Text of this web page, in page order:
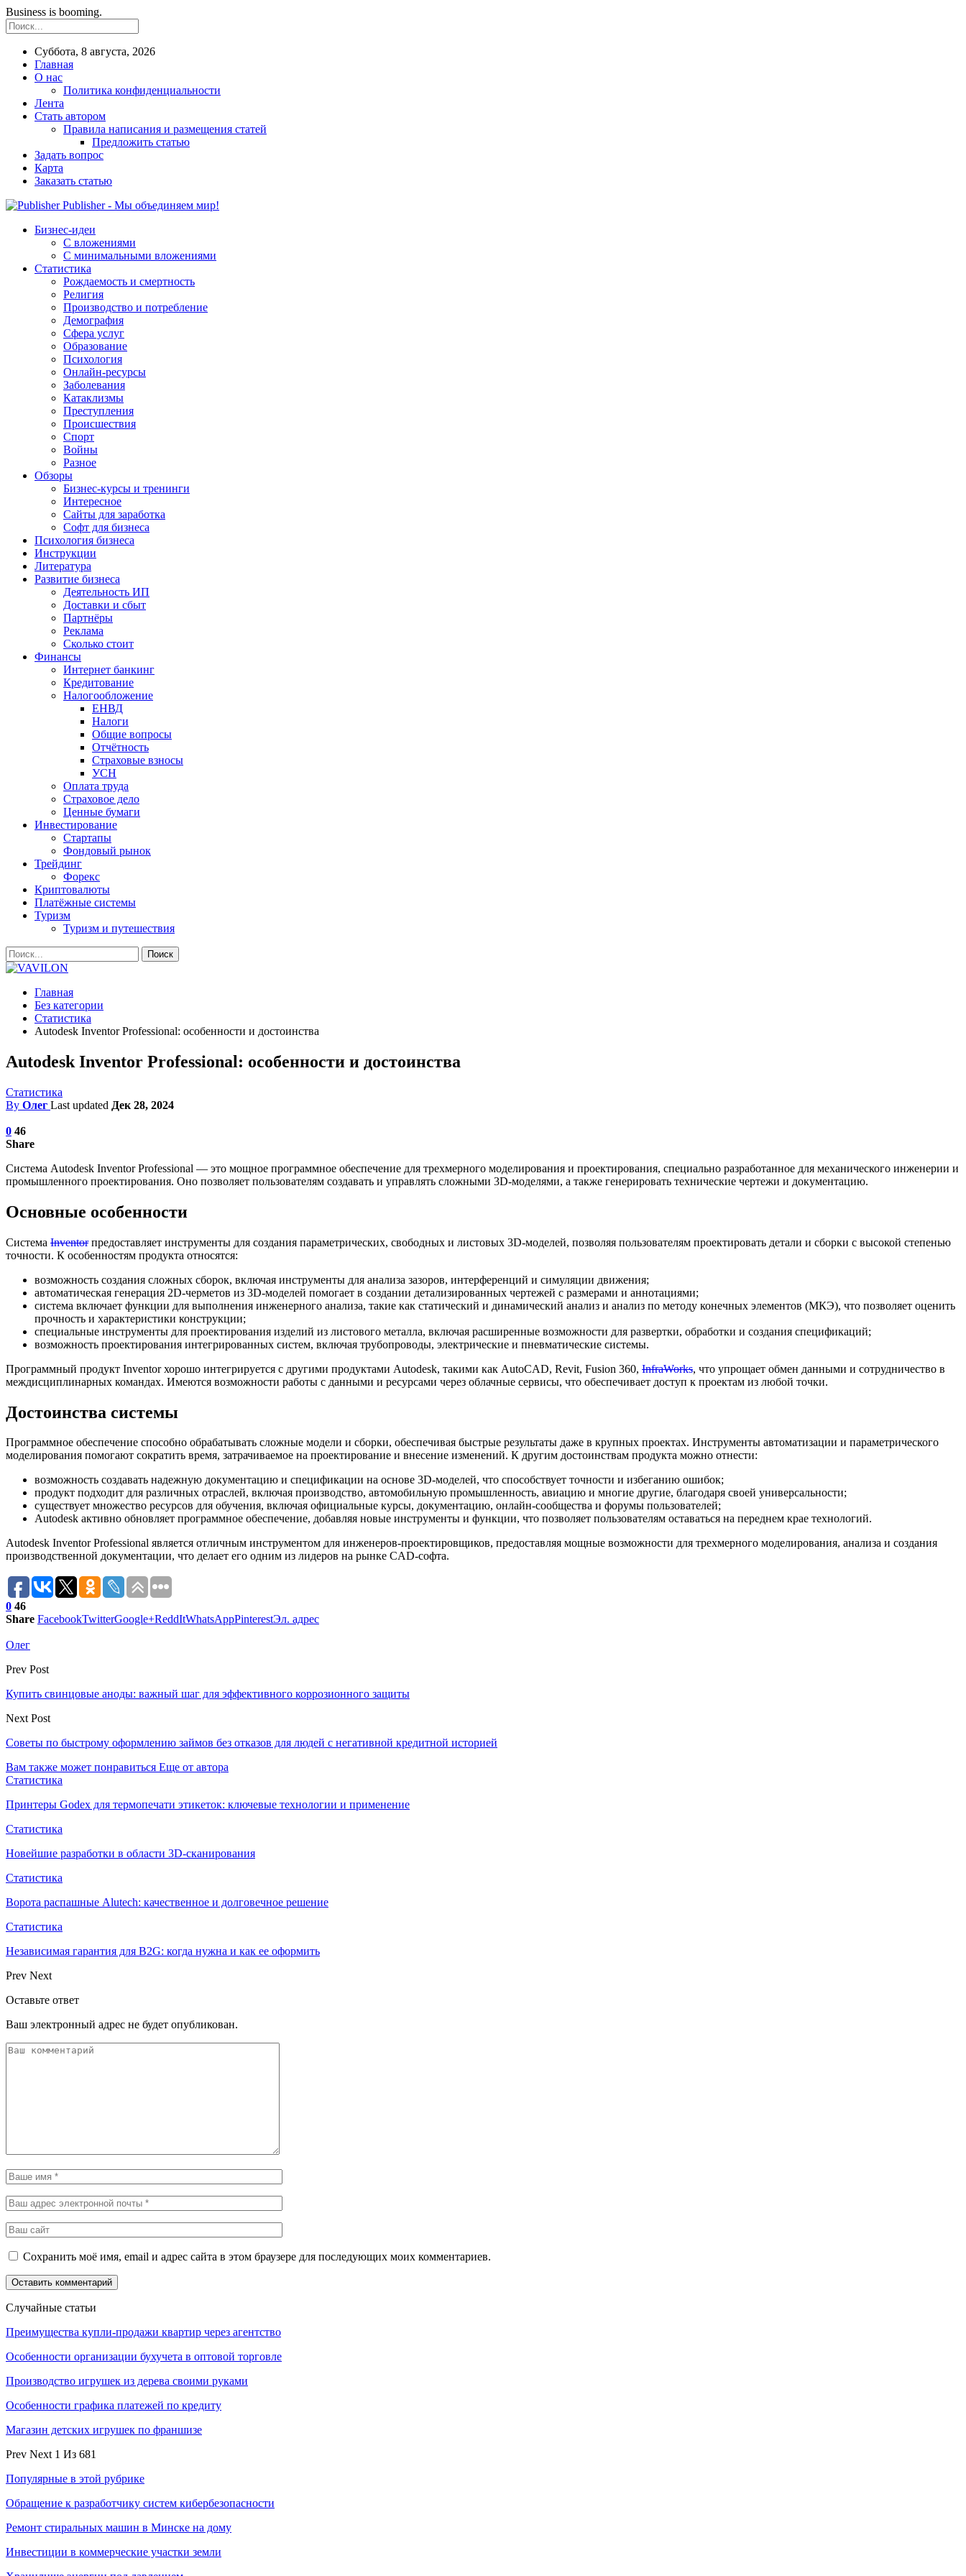
Business is booming.
Суббота, 8 августа, 2026
Главная
О нас
Политика конфиденциальности
Лента
Стать автором
Правила написания и размещения статей
Предложить статью
Задать вопрос
Карта
Заказать статью
Publisher - Мы объединяем мир!
Бизнес-идеи
С вложениями
С минимальными вложениями
Статистика
Рождаемость и смертность
Религия
Производство и потребление
Демография
Сфера услуг
Образование
Психология
Онлайн-ресурсы
Заболевания
Катаклизмы
Преступления
Происшествия
Спорт
Войны
Разное
Обзоры
Бизнес-курсы и тренинги
Интересное
Сайты для заработка
Софт для бизнеса
Психология бизнеса
Инструкции
Литература
Развитие бизнеса
Деятельность ИП
Доставки и сбыт
Партнёры
Реклама
Сколько стоит
Финансы
Интернет банкинг
Кредитование
Налогообложение
ЕНВД
Налоги
Общие вопросы
Отчётность
Страховые взносы
УСН
Оплата труда
Страховое дело
Ценные бумаги
Инвестирование
Стартапы
Фондовый рынок
Трейдинг
Форекс
Криптовалюты
Платёжные системы
Туризм
Туризм и путешествия
Главная
Без категории
Статистика
Autodesk Inventor Professional: особенности и достоинства
Autodesk Inventor Professional: особенности и достоинства
Статистика
By Олег Last updated Дек 28, 2024
0 46
Share
Система Autodesk Inventor Professional — это мощное программное обеспечение для трехмерного моделирования и проектирования, специально разработанное для механического инженерии и
промышленного проектирования. Оно позволяет пользователям создавать и управлять сложными 3D-моделями, а также генерировать технические чертежи и документацию.
Основные особенности
Система Inventorпредоставляет инструменты для создания параметрических, свободных и листовых 3D-моделей, позволяя пользователям проектировать детали и сборки с высокой степенью
точности. К особенностям продукта относятся:
возможность создания сложных сборок, включая инструменты для анализа зазоров, интерференций и симуляции движения;
автоматическая генерация 2D-черметов из 3D-моделей помогает в создании детализированных чертежей с размерами и аннотациями;
система включает функции для выполнения инженерного анализа, такие как статический и динамический анализ и анализ по методу конечных элементов (МКЭ), что позволяет оценить
прочность и характеристики конструкции;
специальные инструменты для проектирования изделий из листового металла, включая расширенные возможности для развертки, обработки и создания спецификаций;
возможность проектирования интегрированных систем, включая трубопроводы, электрические и пневматические системы.
Программный продукт Inventor хорошо интегрируется с другими продуктами Autodesk, такими как AutoCAD, Revit, Fusion 360, InfraWorks, что упрощает обмен данными и сотрудничество в
междисциплинарных командах. Имеются возможности работы с данными и ресурсами через облачные сервисы, что обеспечивает доступ к проектам из любой точки.
Достоинства системы
Программное обеспечение способно обрабатывать сложные модели и сборки, обеспечивая быстрые результаты даже в крупных проектах. Инструменты автоматизации и параметрического
моделирования помогают сократить время, затрачиваемое на проектирование и внесение изменений. К другим достоинствам продукта можно отнести:
возможность создавать надежную документацию и спецификации на основе 3D-моделей, что способствует точности и избеганию ошибок;
продукт подходит для различных отраслей, включая производство, автомобильную промышленность, авиацию и многие другие, благодаря своей универсальности;
существует множество ресурсов для обучения, включая официальные курсы, документацию, онлайн-сообщества и форумы пользователей;
Autodesk активно обновляет программное обеспечение, добавляя новые инструменты и функции, что позволяет пользователям оставаться на переднем крае технологий.
Autodesk Inventor Professional является отличным инструментом для инженеров-проектировщиков, предоставляя мощные возможности для трехмерного моделирования, анализа и создания
производственной документации, что делает его одним из лидеров на рынке CAD-софта.
0 46
Share FacebookTwitterGoogle+ReddItWhatsAppPinterestЭл. адрес
Олег
Prev Post
Купить свинцовые аноды: важный шаг для эффективного коррозионного защиты
Next Post
Советы по быстрому оформлению займов без отказов для людей с негативной кредитной историей
Вам также может понравиться Еще от автора
Статистика
Принтеры Godex для термопечати этикеток: ключевые технологии и применение
Статистика
Новейшие разработки в области 3D-сканирования
Статистика
Ворота распашные Alutech: качественное и долговечное решение
Статистика
Независимая гарантия для B2G: когда нужна и как ее оформить
Prev Next
Оставьте ответ
Ваш электронный адрес не будет опубликован.
Сохранить моё имя, email и адрес сайта в этом браузере для последующих моих комментариев.
Случайные статьи
Преимущества купли-продажи квартир через агентство
Особенности организации бухучета в оптовой торговле
Производство игрушек из дерева своими руками
Особенности графика платежей по кредиту
Магазин детских игрушек по франшизе
Prev Next 1 Из 681
Популярные в этой рубрике
Обращение к разработчику систем кибербезопасности
Ремонт стиральных машин в Минске на дому
Инвестиции в коммерческие участки земли